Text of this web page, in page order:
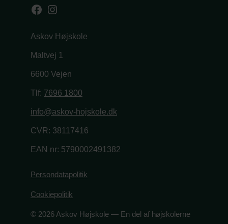
Facebook
Instagram
Askov Højskole
Maltvej 1
6600 Vejen
Tlf: 7696 1800
info@askov-hojskole.dk
CVR: 38117416
EAN nr: 5790002491382
Persondatapolitik
Cookiepolitik
© 2026 Askov Højskole — En del af højskolerne